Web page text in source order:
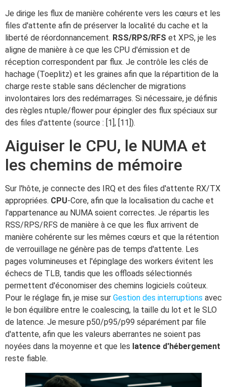
Je dirige les flux de manière cohérente vers les cœurs et les
files d'attente afin de préserver la localité du cache et la
liberté de réordonnancement. RSS/RPS/RFS et XPS, je les
aligne de manière à ce que les CPU d'émission et de
réception correspondent par flux. Je contrôle les clés de
hachage (Toeplitz) et les graines afin que la répartition de la
charge reste stable sans déclencher de migrations
involontaires lors des redémarrages. Si nécessaire, je définis
des règles ntuple/flower pour épingler des flux spéciaux sur
des files d'attente (source : [1], [11]).
Aiguiser le CPU, le NUMA et
les chemins de mémoire
Sur l'hôte, je connecte des IRQ et des files d'attente RX/TX
appropriées. CPU-Core, afin que la localisation du cache et
l'appartenance au NUMA soient correctes. Je répartis les
RSS/RPS/RFS de manière à ce que les flux arrivent de
manière cohérente sur les mêmes cœurs et que la rétention
de verrouillage ne génère pas de temps d'attente. Les
pages volumineuses et l'épinglage des workers évitent les
échecs de TLB, tandis que les offloads sélectionnés
permettent d'économiser des chemins logiciels coûteux.
Pour le réglage fin, je mise sur Gestion des interruptions avec
le bon équilibre entre le coalescing, la taille du lot et le SLO
de latence. Je mesure p50/p95/p99 séparément par file
d'attente, afin que les valeurs aberrantes ne soient pas
noyées dans la moyenne et que les latence d'hébergement
reste fiable.